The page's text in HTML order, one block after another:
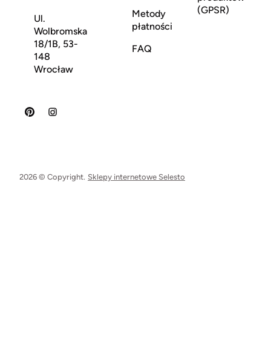
Ul.
Wolbromska
18/1B, 53-
148
Wrocław
Metody
płatności
FAQ
(GPSR)
2026 © Copyright. Sklepy internetowe Selesto